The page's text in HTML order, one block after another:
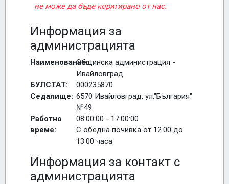
не може да бъде коригирано от нас.
Информация за
администрацията
Наименование:Общинска администрация -
Ивайловград
БУЛСТАТ:
000235870
Седалище: 6570 Ивайловград, ул."България"
№49
Работно
време:
08:00:00 - 17:00:00
С обедна почивка от 12.00 до
13.00 часа
Информация за контакт с
администрацията